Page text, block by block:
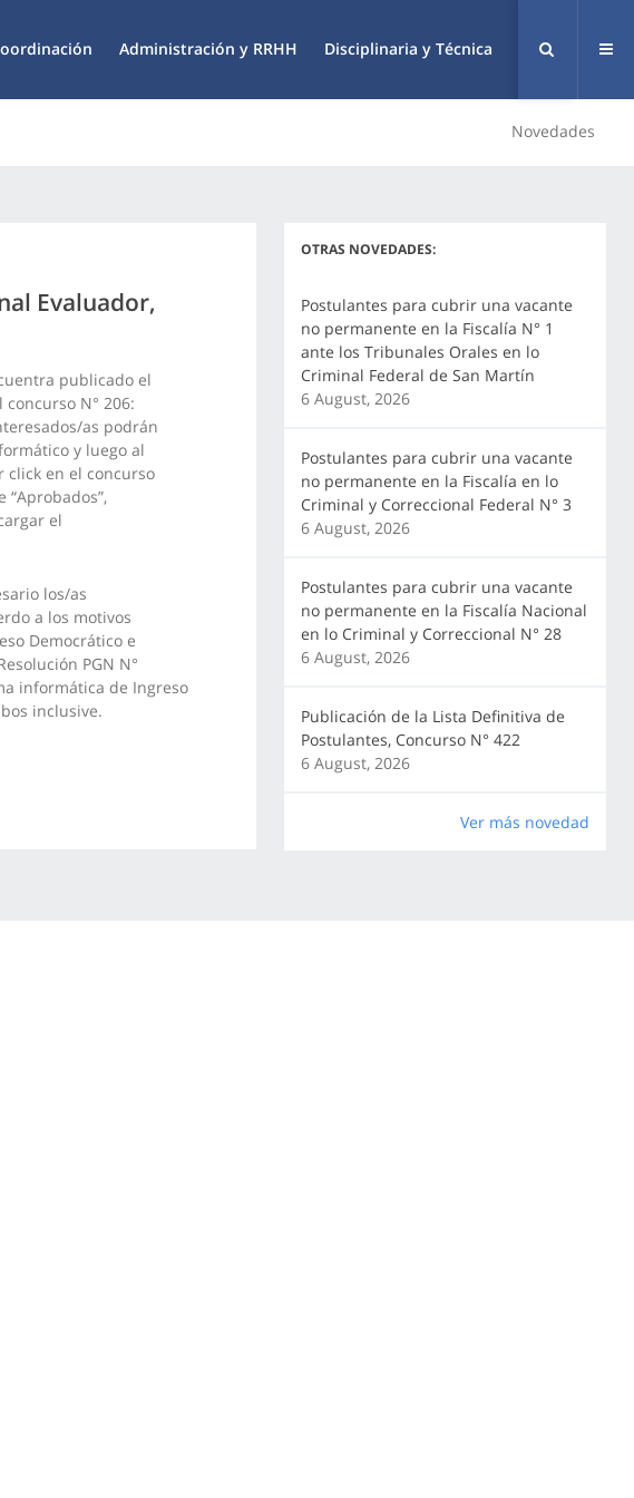
Administración y RRHH Disciplinaria y Técnica
Novedades
Evaluador,
publicado el
N° 206:
as podrán
y luego al
click en el concurso
el
los/as
a los motivos
Democrático e
PGN N°
informática de Ingreso
inclusive.
OTRAS NOVEDADES:
Postulantes para cubrir una vacante
no permanente en la Fiscalía N° 1
ante los Tribunales Orales en lo
Criminal Federal de San Martín
6 August, 2026
Postulantes para cubrir una vacante
no permanente en la Fiscalía en lo
Criminal y Correccional Federal N° 3
6 August, 2026
Postulantes para cubrir una vacante
no permanente en la Fiscalía Nacional
en lo Criminal y Correccional N° 28
6 August, 2026
Publicación de la Lista Definitiva de
Postulantes, Concurso N° 422
6 August, 2026
Ver más novedad